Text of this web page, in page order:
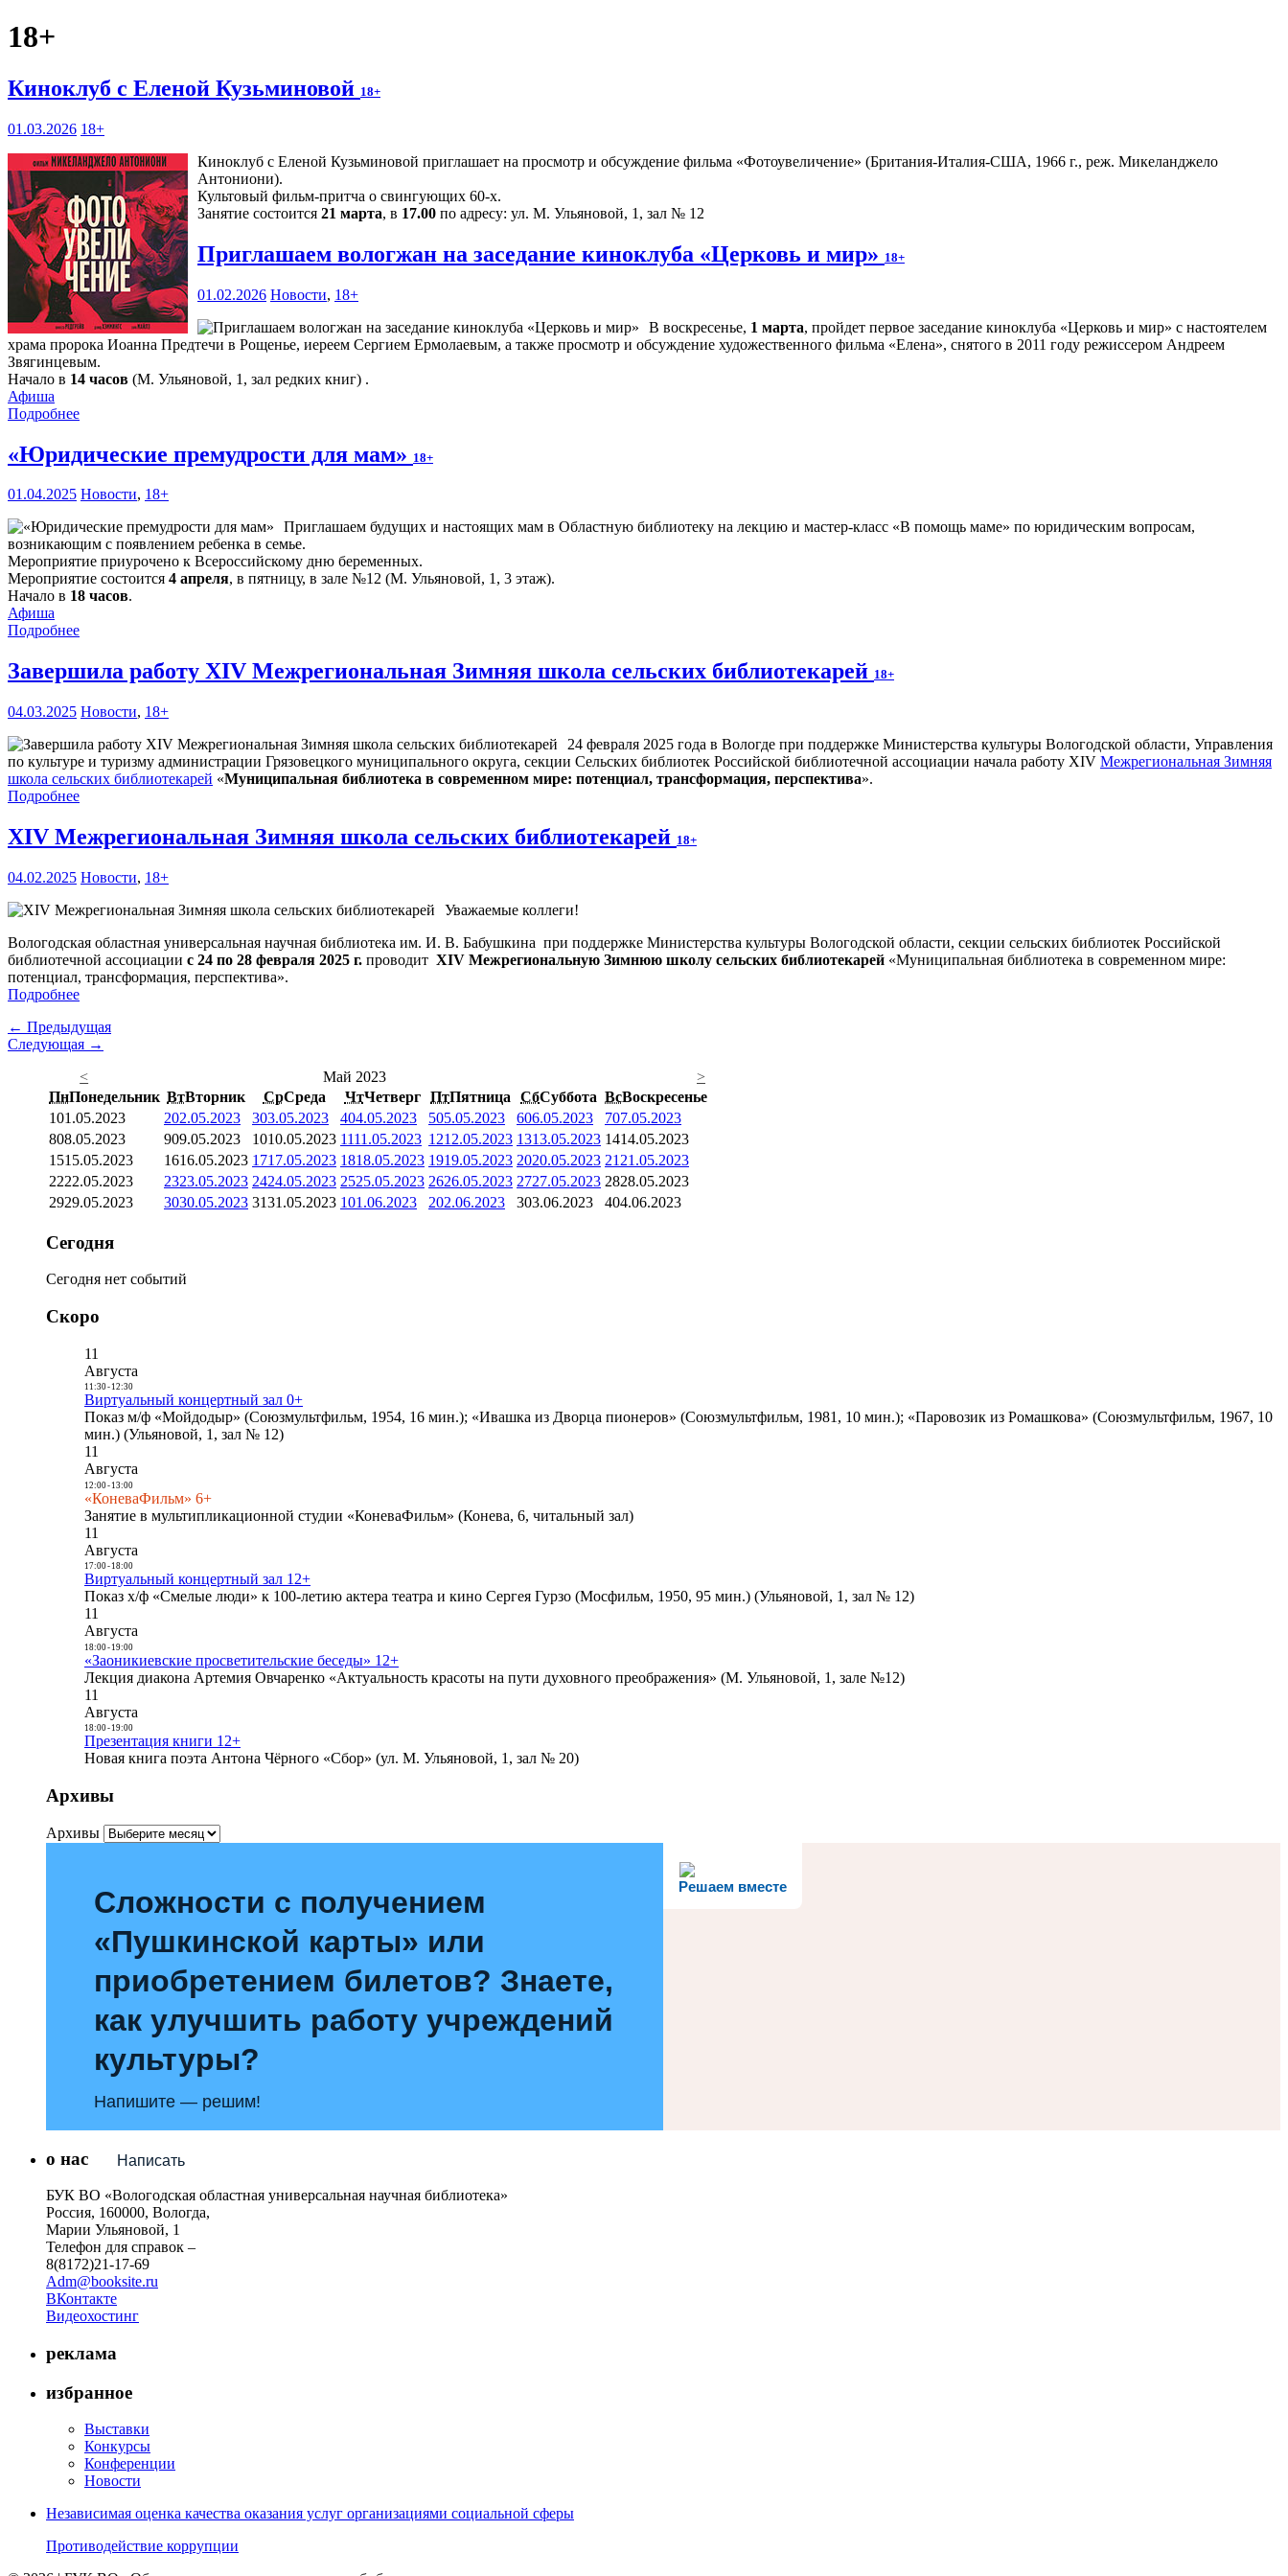
18+
Киноклуб с Еленой Кузьминовой 18+
01.03.2026 18+
Киноклуб с Еленой Кузьминовой приглашает на просмотр и обсуждение фильма «Фотоувеличение» (Британия-Италия-США, 1966 г., реж. Микеланджело
Антониони).
Культовый фильм-притча о свингующих 60-х.
Занятие состоится 21 марта, в 17.00 по адресу: ул. М. Ульяновой, 1, зал № 12
Приглашаем вологжан на заседание киноклуба «Церковь и мир» 18+
01.02.2026 Новости, 18+
В воскресенье, 1 марта, пройдет первое заседание киноклуба «Церковь и мир» с настоятелем
храма пророка Иоанна Предтечи в Рощенье, иереем Сергием Ермолаевым, а также просмотр и обсуждение художественного фильма «Елена», снятого в 2011 году режиссером Андреем
Звягинцевым.
Начало в 14 часов (М. Ульяновой, 1, зал редких книг) .
Афиша
Подробнее
«Юридические премудрости для мам» 18+
01.04.2025 Новости, 18+
Приглашаем будущих и настоящих мам в Областную библиотеку на лекцию и мастер-класс «В помощь маме» по юридическим вопросам,
возникающим с появлением ребенка в семье.
Мероприятие приурочено к Всероссийскому дню беременных.
Мероприятие состоится 4 апреля, в пятницу, в зале №12 (М. Ульяновой, 1, 3 этаж).
Начало в 18 часов.
Афиша
Подробнее
Завершила работу XIV Межрегиональная Зимняя школа сельских библиотекарей 18+
04.03.2025 Новости, 18+
24 февраля 2025 года в Вологде при поддержке Министерства культуры Вологодской области, Управления
по культуре и туризму администрации Грязовецкого муниципального округа, секции Сельских библиотек Российской библиотечной ассоциации начала работу XIV Межрегиональная Зимняя
школа сельских библиотекарей «Муниципальная библиотека в современном мире: потенциал, трансформация, перспектива».
Подробнее
XIV Межрегиональная Зимняя школа сельских библиотекарей 18+
04.02.2025 Новости, 18+
Уважаемые коллеги!
Вологодская областная универсальная научная библиотека им. И. В. Бабушкина при поддержке Министерства культуры Вологодской области, секции сельских библиотек Российской
библиотечной ассоциации с 24 по 28 февраля 2025 г. проводит XIV Межрегиональную Зимнюю школу сельских библиотекарей «Муниципальная библиотека в современном мире:
потенциал, трансформация, перспектива».
Подробнее
← Предыдущая
Следующая →
<
Май 2023
>
ПнПонедельник ВтВторник СрСреда ЧтЧетверг ПтПятница СбСуббота ВсВоскресенье
101.05.2023 202.05.2023 303.05.2023 404.05.2023 505.05.2023 606.05.2023 707.05.2023
808.05.2023 909.05.2023 1010.05.2023 1111.05.2023 1212.05.2023 1313.05.2023 1414.05.2023
1515.05.2023 1616.05.2023 1717.05.2023 1818.05.2023 1919.05.2023 2020.05.2023 21 21.05.2023
2222.05.2023 2323.05.2023 2424.05.2023 2525.05.2023 2626.05.2023 2727.05.2023 2828.05.2023
2929.05.2023 3030.05.2023 3131.05.2023 101.06.2023 202.06.2023 303.06.2023 404.06.2023
Сегодня
Сегодня нет событий
Скоро
11
Августа
11:30- 12:30
Виртуальный концертный зал 0+
Показ м/ф «Мойдодыр» (Союзмультфильм, 1954, 16 мин.); «Ивашка из Дворца пионеров» (Союзмультфильм, 1981, 10 мин.); «Паровозик из Ромашкова» (Союзмультфильм, 1967, 10
мин.) (Ульяновой, 1, зал № 12)
11
Августа
12:00- 13:00
«КоневаФильм» 6+
Занятие в мультипликационной студии «КоневаФильм» (Конева, 6, читальный зал)
11
Августа
17:00- 18:00
Виртуальный концертный зал 12+
Показ х/ф «Смелые люди» к 100-летию актера театра и кино Сергея Гурзо (Мосфильм, 1950, 95 мин.) (Ульяновой, 1, зал № 12)
11
Августа
18:00- 19:00
«Заоникиевские просветительские беседы» 12+
Лекция диакона Артемия Овчаренко «Актуальность красоты на пути духовного преображения» (М. Ульяновой, 1, зале №12)
11
Августа
18:00- 19:00
Презентация книги 12+
Новая книга поэта Антона Чёрного «Сбор» (ул. М. Ульяновой, 1, зал № 20)
Архивы
Архивы
Решаем вместе
Сложности с получением
«Пушкинской карты» или
приобретением билетов? Знаете,
как улучшить работу учреждений
культуры?
Напишите — решим!
Написать
о нас
БУК ВО «Вологодская областная универсальная научная библиотека»
Россия, 160000, Вологда,
Марии Ульяновой, 1
Телефон для справок –
8(8172)21-17-69
Adm@booksite.ru
ВКонтакте
Видеохостинг
реклама
избранное
Выставки
Конкурсы
Конференции
Новости
Независимая оценка качества оказания услуг организациями социальной сферы
Противодействие коррупции